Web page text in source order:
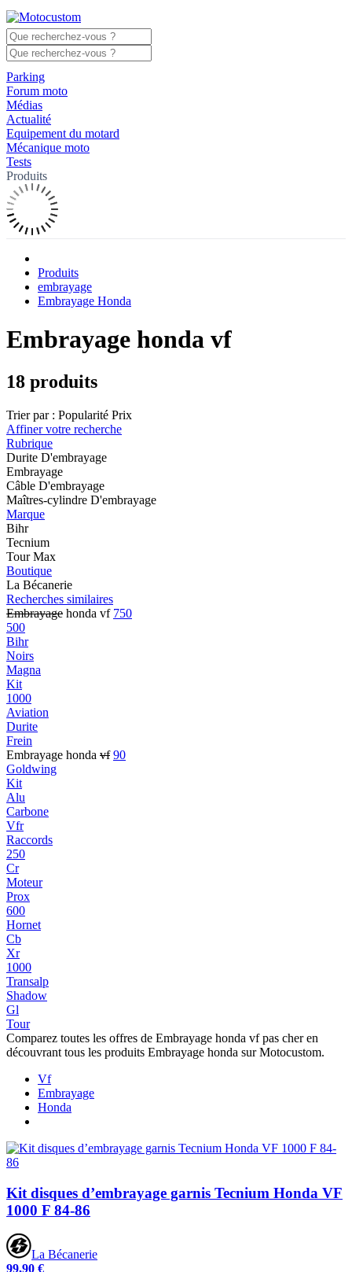
Parking
Forum moto
Médias
Actualité
Equipement du motard
Mécanique moto
Tests
Produits
Produits
embrayage
Embrayage Honda
Embrayage honda vf
18 produits
Trier par : Popularité Prix
Affiner votre recherche
Rubrique
Durite D'embrayage
Embrayage
Câble D'embrayage
Maîtres-cylindre D'embrayage
Marque
Bihr
Tecnium
Tour Max
Boutique
La Bécanerie
Recherches similaires
Embrayage honda vf 750
500
Bihr
Noirs
Magna
Kit
1000
Aviation
Durite
Frein
Embrayage honda vf 90
Goldwing
Kit
Alu
Carbone
Vfr
Raccords
250
Cr
Moteur
Prox
600
Hornet
Cb
Xr
1000
Transalp
Shadow
Gl
Tour
Comparez toutes les offres de Embrayage honda vf pas cher en
découvrant tous les produits Embrayage honda sur Motocustom.
Vf
Embrayage
Honda
Kit disques d’embrayage garnis Tecnium Honda VF
1000 F 84-86
La Bécanerie
99,90 €